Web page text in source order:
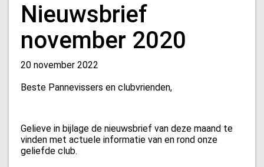
Nieuwsbrief
november 2020
20 november 2022
Beste Pannevissers en clubvrienden,
Gelieve in bijlage de nieuwsbrief van deze maand te
vinden met actuele informatie van en rond onze
geliefde club.